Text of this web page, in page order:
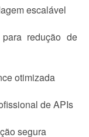
escalável
redução de
otimizada
de APIs
segura